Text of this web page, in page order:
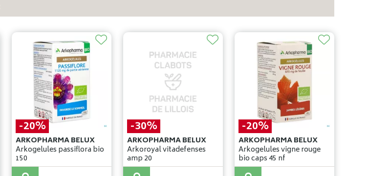
-20%
ARKOPHARMA BELUX
Arkogelules passiflora bio
150
-30%
ARKOPHARMA BELUX
Arkoroyal vitadefenses
amp 20
-20%
ARKOPHARMA BELUX
Arkogelules vigne rouge
bio caps 45 nf